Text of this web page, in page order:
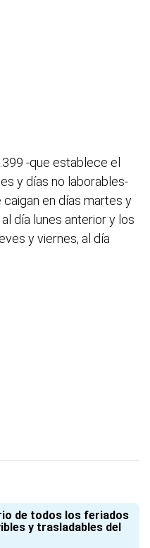
-que establece el
y días no laborables-
en días martes y
día lunes anterior y los
y viernes, al día
de todos los feriados
y trasladables del